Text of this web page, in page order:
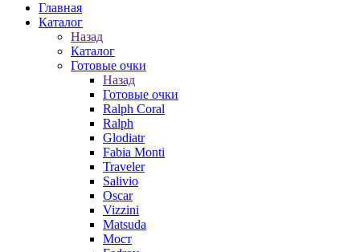
Главная
Каталог
Назад
Каталог
Готовые очки
Назад
Готовые очки
Ralph Coral
Ralph
Glodiatr
Fabia Monti
Traveler
Salivio
Oscar
Vizzini
Matsuda
Мост